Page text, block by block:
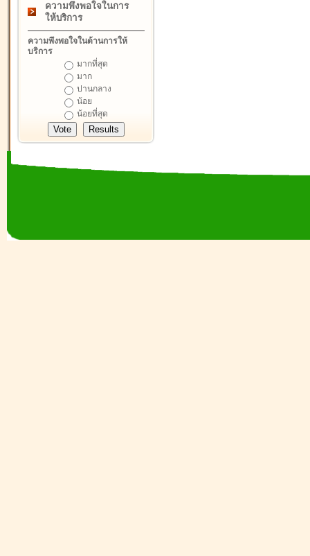
ความพึงพอใจในการ
ให้บริการ
ความพึงพอใจในด้านการให้
บริการ
มากที่สุด
มาก
ปานกลาง
น้อย
น้อยที่สุด